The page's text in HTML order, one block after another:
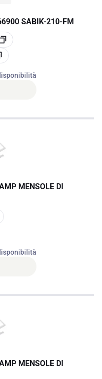
SABIK-210-FM
MENSOLE DI
MENSOLE DI